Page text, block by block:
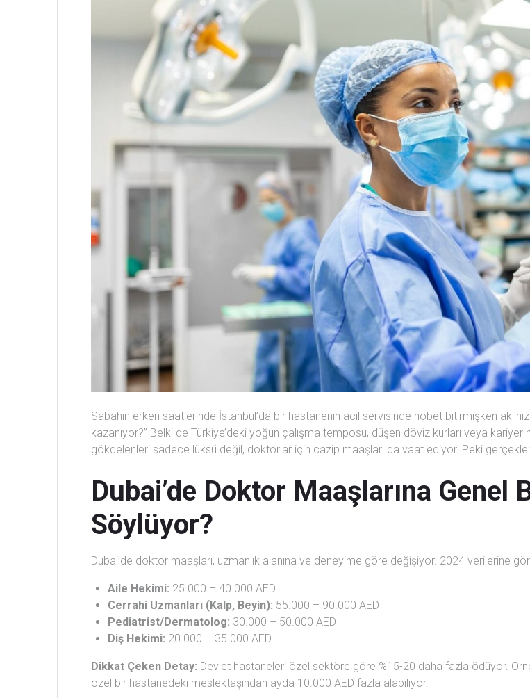
Sabahın erken saatlerinde İstanbul’da bir hastanenin acil servisinde nöbet bitirmişken
kazanıyor?” Belki de Türkiye’deki yoğun çalışma temposu, düşen döviz kurları veya
gökdelenleri sadece lüksü değil, doktorlar için cazip maaşları da vaat ediyor. Peki
Dubai’de Doktor Maaşlarına Genel
Söylüyor?
Dubai’de doktor maaşları, uzmanlık alanına ve deneyime göre değişiyor. 2024 verilerine
Aile Hekimi: 25.000 – 40.000 AED
Cerrahi Uzmanları (Kalp, Beyin): 55.000 – 90.000 AED
Pediatrist/Dermatolog: 30.000 – 50.000 AED
Diş Hekimi: 20.000 – 35.000 AED
Dikkat Çeken Detay: Devlet hastaneleri özel sektöre göre %15-20 daha fazla ödüyor.
özel bir hastanedeki meslektaşından ayda 10.000 AED fazla alabiliyor.